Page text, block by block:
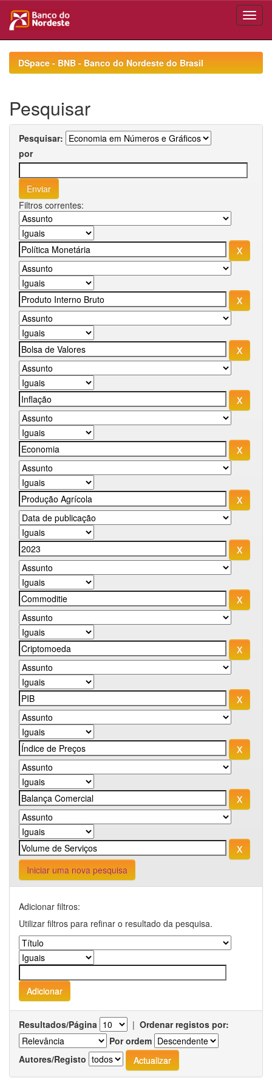
navigationDSpace - BNB - Banco do Nordeste do Brasil
Pesquisar
Pesquisar:
por
Filtros correntes:
Iniciar uma nova pesquisa
Adicionar filtros:
Utilizar filtros para refinar o resultado da pesquisa.
Resultados/Página | Ordenar registos por:
Por ordem
Autores/Registo